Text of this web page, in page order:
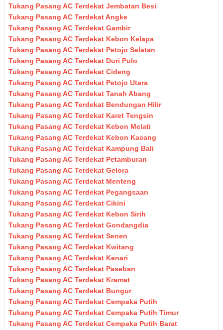
Tukang Pasang AC Terdekat Jembatan Besi
Tukang Pasang AC Terdekat Angke
Tukang Pasang AC Terdekat Gambir
Tukang Pasang AC Terdekat Kebon Kelapa
Tukang Pasang AC Terdekat Petojo Selatan
Tukang Pasang AC Terdekat Duri Pulo
Tukang Pasang AC Terdekat Cideng
Tukang Pasang AC Terdekat Petojo Utara
Tukang Pasang AC Terdekat Tanah Abang
Tukang Pasang AC Terdekat Bendungan Hilir
Tukang Pasang AC Terdekat Karet Tengsin
Tukang Pasang AC Terdekat Kebon Melati
Tukang Pasang AC Terdekat Kebon Kacang
Tukang Pasang AC Terdekat Kampung Bali
Tukang Pasang AC Terdekat Petamburan
Tukang Pasang AC Terdekat Gelora
Tukang Pasang AC Terdekat Menteng
Tukang Pasang AC Terdekat Pegangsaan
Tukang Pasang AC Terdekat Cikini
Tukang Pasang AC Terdekat Kebon Sirih
Tukang Pasang AC Terdekat Gondangdia
Tukang Pasang AC Terdekat Senen
Tukang Pasang AC Terdekat Kwitang
Tukang Pasang AC Terdekat Kenari
Tukang Pasang AC Terdekat Paseban
Tukang Pasang AC Terdekat Kramat
Tukang Pasang AC Terdekat Bungur
Tukang Pasang AC Terdekat Cempaka Putih
Tukang Pasang AC Terdekat Cempaka Putih Timur
Tukang Pasang AC Terdekat Cempaka Putih Barat